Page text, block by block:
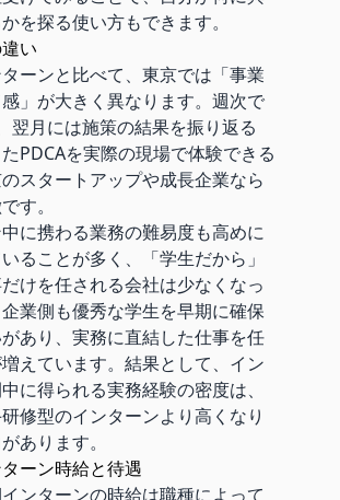
を探る使い方もできます。
い
ーンと比べて、東京では「事業
」が大きく異なります。週次で
翌月には施策の結果を振り返る
PDCAを実際の現場で体験できる
スタートアップや成長企業なら
す。
に携わる業務の難易度も高めに
ることが多く、「学生だから」
けを任される会社は少なくなっ
業側も優秀な学生を早期に確保
あり、実務に直結した仕事を任
えています。結果として、イン
に得られる実務経験の密度は、
修型のインターンより高くなり
あります。
ーン時給と待遇
ンターンの時給は職種によって